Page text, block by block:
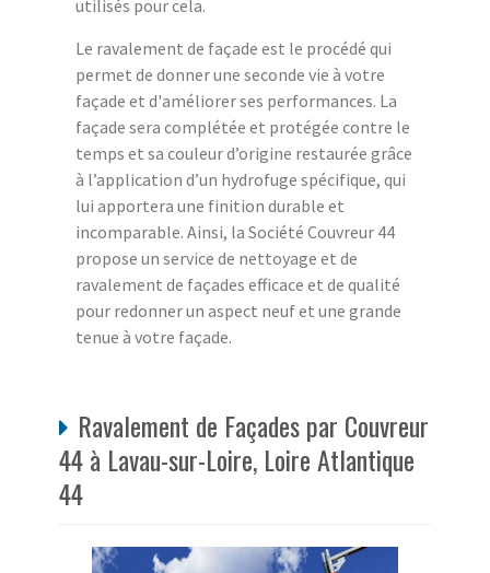
utilisés pour cela.
Le ravalement de façade est le procédé qui
permet de donner une seconde vie à votre
façade et d'améliorer ses performances. La
façade sera complétée et protégée contre le
temps et sa couleur d’origine restaurée grâce
à l’application d’un hydrofuge spécifique, qui
lui apportera une finition durable et
incomparable. Ainsi, la Société Couvreur 44
propose un service de nettoyage et de
ravalement de façades efficace et de qualité
pour redonner un aspect neuf et une grande
tenue à votre façade.
Ravalement de Façades par Couvreur
44 à Lavau-sur-Loire, Loire Atlantique
44